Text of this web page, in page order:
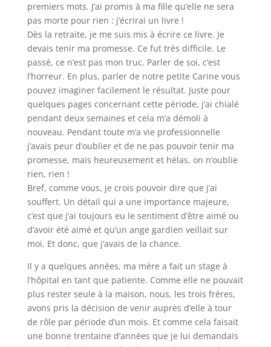
premiers mots. J’ai promis à ma fille qu’elle ne sera
pas morte pour rien : j’écrirai un livre !
Dès la retraite, je me suis mis à écrire ce livre. Je
devais tenir ma promesse. Ce fut très difficile. Le
passé, ce n’est pas mon truc. Parler de soi, c’est
l’horreur. En plus, parler de notre petite Carine vous
pouvez imaginer facilement le résultat. Juste pour
quelques pages concernant cette période, j’ai chialé
pendant deux semaines et cela m’a démoli à
nouveau. Pendant toute m’a vie professionnelle
j’avais peur d’oublier et de ne pas pouvoir tenir ma
promesse, mais heureusement et hélas, on n’oublie
rien, rien !
Bref, comme vous, je crois pouvoir dire que j’ai
souffert. Un détail qui a une importance majeure,
c’est que j’ai toujours eu le sentiment d’être aimé ou
d’avoir été aimé et qu’un ange gardien veillait sur
moi. Et donc, que j’avais de la chance.
Il y a quelques années, ma mère a fait un stage à
l’hôpital en tant que patiente. Comme elle ne pouvait
plus rester seule à la maison, nous, les trois frères,
avons pris la décision de venir auprès d’elle à tour
de rôle par période d’un mois. Et comme cela faisait
une bonne trentaine d’années que je lui demandais